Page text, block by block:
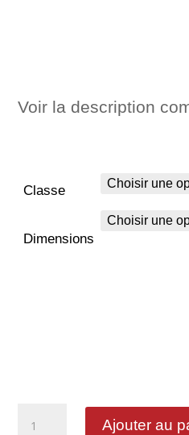
Voir la description
Classe
Dimensions
de
Ajouter au